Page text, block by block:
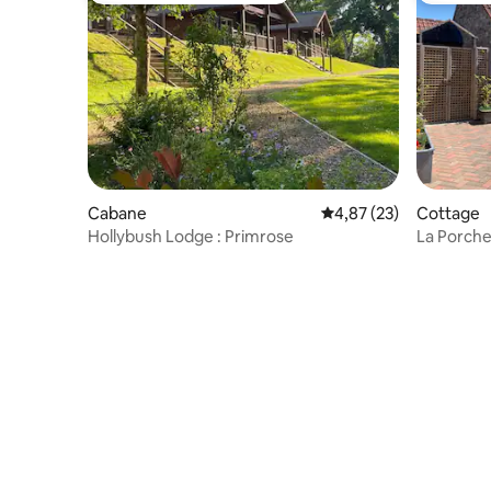
Cabane Évaluation moyenne
4,87 (23)
Hollybush Lodge : Primrose
Cottage
La